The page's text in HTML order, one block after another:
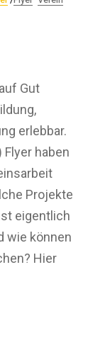
Gut
erlebbar.
haben
Projekte
eigentlich
wie können
Hier